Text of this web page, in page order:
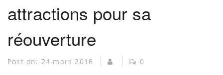
attractions pour sa
réouverture
Post on: 24 mars 2016 0